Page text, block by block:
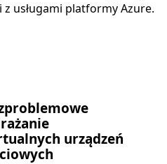
usługami platformy Azure.
urządzeń